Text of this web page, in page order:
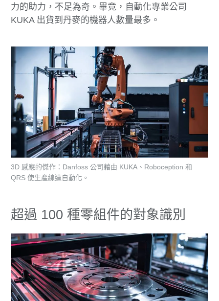
力的助力，不足為奇。畢竟，自動化專業公司
KUKA 出貨到丹麥的機器人數量最多。
3D 感應的傑作：Danfoss 公司藉由 KUKA、Roboception 和
QRS 使生產線達自動化。
超過 100 種零組件的對象識別